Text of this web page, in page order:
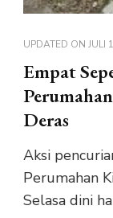
UPDATED ON JULI
Empat
Deras
Aksi
Perumahan
Selasa dini